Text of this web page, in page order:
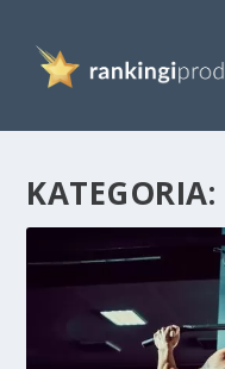
KATEGORIA: